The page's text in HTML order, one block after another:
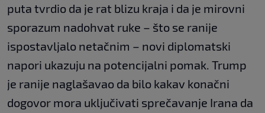
puta tvrdio da je rat blizu kraja i da je mirovni
sporazum nadohvat ruke – što se ranije
ispostavljalo netačnim – novi diplomatski
napori ukazuju na potencijalni pomak. Trump
je ranije naglašavao da bilo kakav konačni
dogovor mora uključivati sprečavanje Irana da